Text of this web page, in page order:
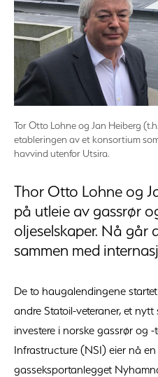
Tor Otto Lohne og Jan Heiberg
etableringen av et konsortium
havvind utenfor Utsira.
Thor Otto Lohne og
på utleie av gassrør
oljeselskaper. Nå går
sammen med
De to haugalendingene
andre Statoil-veteraner, et
investere i norske gassrør og
Infrastructure (NSI) eier nå
gasseksportanlegget